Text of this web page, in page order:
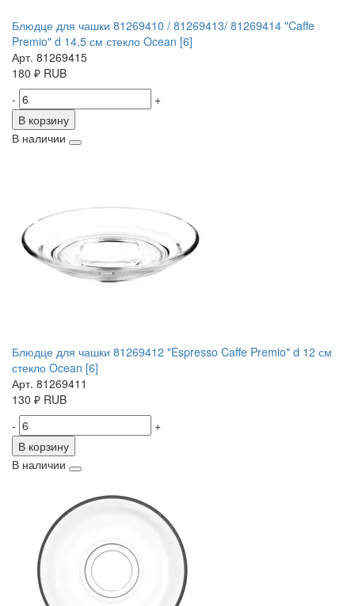
Блюдце для чашки 81269410 / 81269413/ 81269414 "Caffe
Premio" d 14,5 см стекло Ocean [6]
Арт. 81269415
180 ₽ RUB
-
+
В корзину
В наличии
Блюдце для чашки 81269412 "Espresso Caffe Premio" d 12 см
стекло Ocean [6]
Арт. 81269411
130 ₽ RUB
-
+
В корзину
В наличии